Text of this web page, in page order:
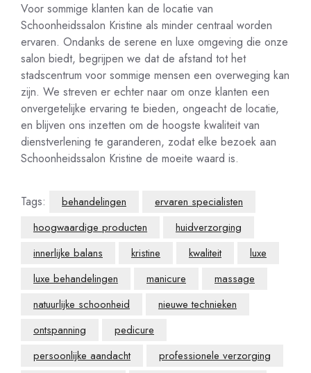
Voor sommige klanten kan de locatie van
Schoonheidssalon Kristine als minder centraal worden
ervaren. Ondanks de serene en luxe omgeving die onze
salon biedt, begrijpen we dat de afstand tot het
stadscentrum voor sommige mensen een overweging kan
zijn. We streven er echter naar om onze klanten een
onvergetelijke ervaring te bieden, ongeacht de locatie,
en blijven ons inzetten om de hoogste kwaliteit van
dienstverlening te garanderen, zodat elke bezoek aan
Schoonheidssalon Kristine de moeite waard is.
Tags: behandelingen
ervaren specialisten
hoogwaardige producten
huidverzorging
innerlijke balans
kristine kwaliteit
luxe
luxe behandelingen
manicure
massage
natuurlijke schoonheid
nieuwe technieken
ontspanning
pedicure
persoonlijke aandacht
professionele verzorging